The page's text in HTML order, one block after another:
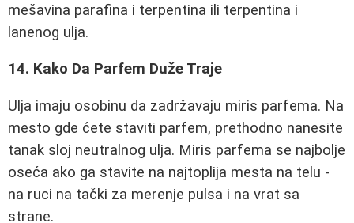
mešavina parafina i terpentina ili terpentina i
lanenog ulja.
14. Kako Da Parfem Duže Traje
Ulja imaju osobinu da zadržavaju miris parfema. Na
mesto gde ćete staviti parfem, prethodno nanesite
tanak sloj neutralnog ulja. Miris parfema se najbolje
oseća ako ga stavite na najtoplija mesta na telu -
na ruci na tački za merenje pulsa i na vrat sa
strane.